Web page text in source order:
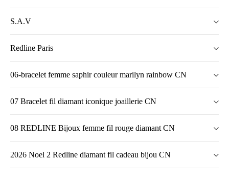
S.A.V
Redline Paris
06-bracelet femme saphir couleur marilyn rainbow CN
07 Bracelet fil diamant iconique joaillerie CN
08 REDLINE Bijoux femme fil rouge diamant CN
2026 Noel 2 Redline diamant fil cadeau bijou CN